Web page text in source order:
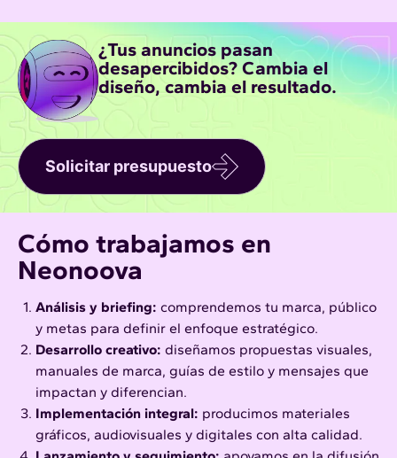
¿Tus anuncios pasan
desapercibidos? Cambia el
diseño, cambia el resultado.
Solicitar presupuesto
Cómo trabajamos en
Neonoova
Análisis y briefing: comprendemos tu marca, público
y metas para definir el enfoque estratégico.
Desarrollo creativo: diseñamos propuestas visuales,
manuales de marca, guías de estilo y mensajes que
impactan y diferencian.
Implementación integral: producimos materiales
gráficos, audiovisuales y digitales con alta calidad.